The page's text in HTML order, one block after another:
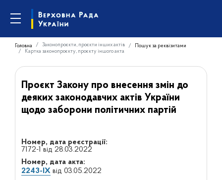
Головна Законопроєкти, проєкти інших актів
Пошук за реквізитами
Картка законопроєкту, проєкту іншого акта
Проєкт Закону про внесення змін до
деяких законодавчих актів України
щодо заборони політичних партій
Номер, дата реєстрації:
7172-1 від 28.03.2022
Номер, дата акта:
2243-IXвід 03.05.2022